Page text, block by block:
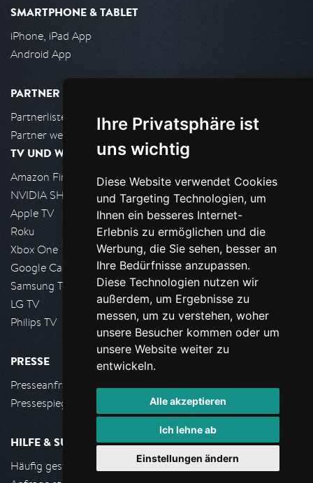
Ihre Privatsphäre ist
uns wichtig
Diese Website verwendet Cookies
und Targeting Technologien, um
Ihnen ein besseres Internet-
Erlebnis zu ermöglichen und die
Werbung, die Sie sehen, besser an
Ihre Bedürfnisse anzupassen.
Diese Technologien nutzen wir
außerdem, um Ergebnisse zu
messen, um zu verstehen, woher
unsere Besucher kommen oder um
unsere Website weiter zu
entwickeln.
Alle akzeptieren
Ich lehne ab
Einstellungen ändern
SMARTPHONE & TABLET
iPhone, iPad App
Android App
PARTNER
Partnerliste
Partner werden
TV UND WOHNZIMMER
Amazon FireTV
NVIDIA SHIELD, Google TV
Apple TV
Roku
Xbox One
Google Cast
Samsung TV
LG TV
Philips TV
PRESSE
Presseanfrage stellen
Pressespiegel
HILFE & SUPPORT
Häufig gestellte Fragen